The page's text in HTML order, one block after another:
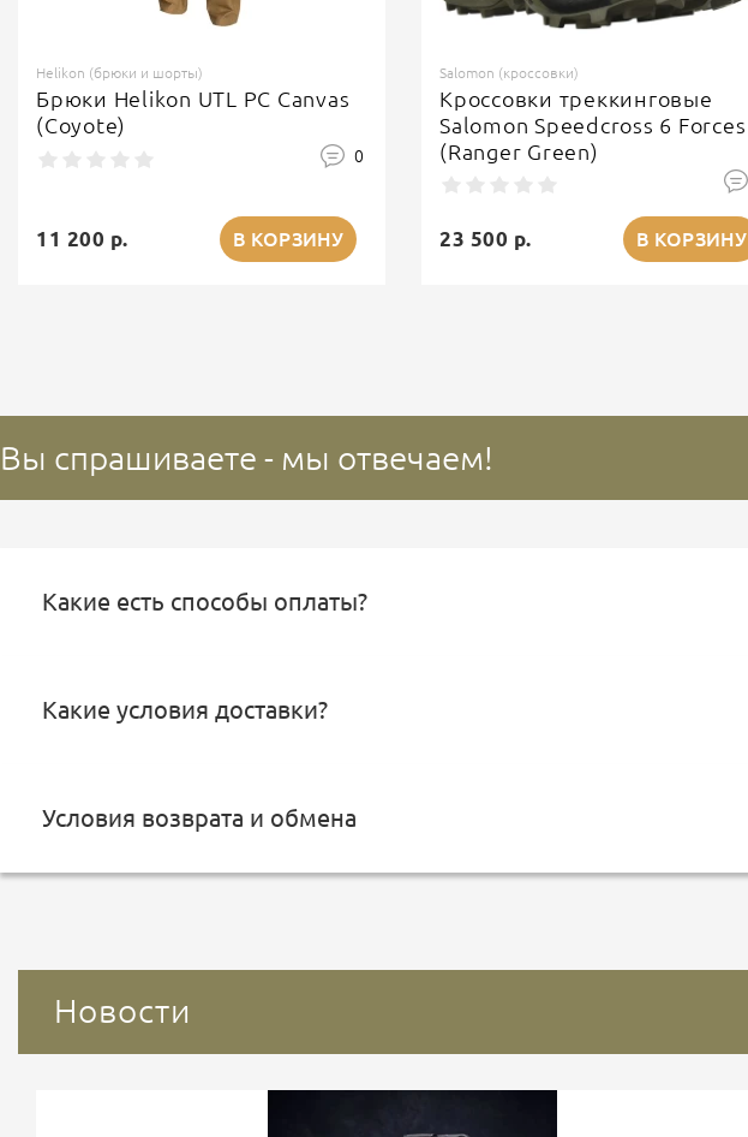
Helikon (брюки и шорты)
Брюки Helikon UTL PC Canvas
(Coyote)
0
11 200 р. В КОРЗИНУ
Salomon (кроссовки)
Кроссовки треккинговые
Salomon Speedcross 6 Forces
(Ranger Green)
23 500 р. В КОРЗИНУ
Вы спрашиваете - мы отвечаем!
Какие есть способы оплаты?
Какие условия доставки?
Условия возврата и обмена
Новости